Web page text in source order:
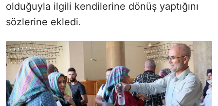
olduğuyla ilgili kendilerine dönüş yaptığını
sözlerine ekledi.